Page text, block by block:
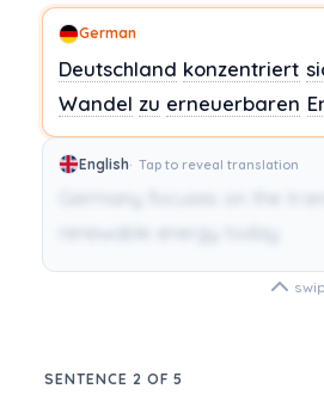
German
Deutschland konzentriert
Wandel zu erneuerbaren
English Tap to reveal translation
SENTENCE 2 OF 5